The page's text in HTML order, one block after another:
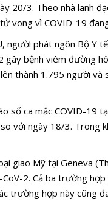
20/3. Theo nhà lãnh
vong vì COVID-19
người phát ngôn Bộ Y
gây bệnh viêm đường
thành 1.795 người
số ca mắc COVID-19
với ngày 18/3. Trong
giao Mỹ tại Geneva
2. Cả ba trường
trường hợp này cũng